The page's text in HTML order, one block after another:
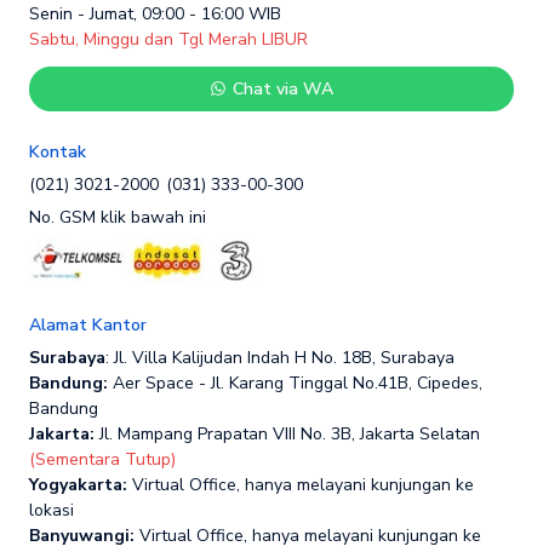
Senin - Jumat, 09:00 - 16:00 WIB
Sabtu, Minggu dan Tgl Merah LIBUR
Chat via WA
Kontak
(021) 3021-2000 (031) 333-00-300
No. GSM klik bawah ini
Alamat Kantor
Surabaya: Jl. Villa Kalijudan Indah H No. 18B, Surabaya
Bandung: Aer Space - Jl. Karang Tinggal No.41B, Cipedes,
Bandung
Jakarta: Jl. Mampang Prapatan VIII No. 3B, Jakarta Selatan
(Sementara Tutup)
Yogyakarta: Virtual Office, hanya melayani kunjungan ke
lokasi
Banyuwangi: Virtual Office, hanya melayani kunjungan ke